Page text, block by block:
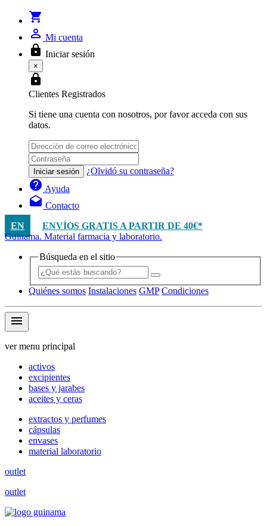
shopping_cart
person_outline Mi cuenta
lock Iniciar sesión
×
lock
Clientes Registrados
Si tiene una cuenta con nosotros, por favor acceda con sus
datos.
Iniciar sesión ¿Olvidó su contraseña?
help Ayuda
drafts Contacto
EN
ENVÍOS GRATIS A PARTIR DE 40€*
Guinama. Material farmacia y laboratorio.
Búsqueda en el sitio
Quiénes somos Instalaciones GMP Condiciones
menu
ver menu principal
activos
excipientes
bases y jarabes
aceites y ceras
extractos y perfumes
cápsulas
envases
material laboratorio
outlet
outlet